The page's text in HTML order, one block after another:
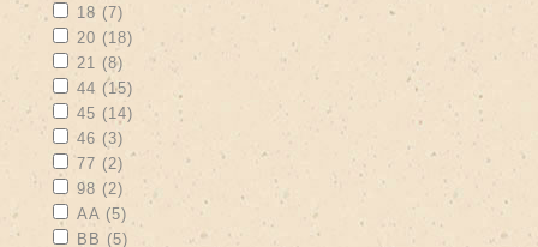
Apply 18 filter
18 (7) Apply 18 filter
Apply 20 filter
20 (18) Apply 20 filter
Apply 21 filter
21 (8) Apply 21 filter
Apply 44 filter
44 (15)
Apply 45 filter
45 (14) Apply 45 filter
Apply 46 filter
46 (3)
Apply 77 filter
77 (2) Apply 77 filter
Apply 98 filter
98 (2) Apply 98 filter
Apply AA filter
AA (5)
Apply BB filter
BB (5) Apply BB filter